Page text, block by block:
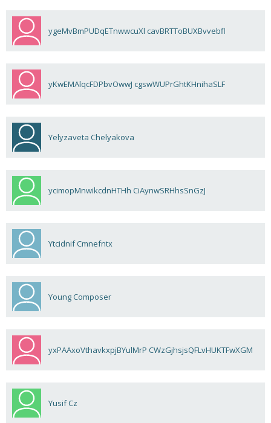
ygeMvBmPUDqETnwwcuXl cavBRTToBUXBvvebfl
yKwEMAlqcFDPbvOwwJ cgswWUPrGhtKHnihaSLF
Yelyzaveta Chelyakova
ycimopMnwikcdnHTHh CiAynwSRHhsSnGzJ
Ytcidnif Cmnefntx
Young Composer
yxPAAxoVthavkxpjBYulMrP CWzGjhsjsQFLvHUKTFwXGM
Yusif Cz